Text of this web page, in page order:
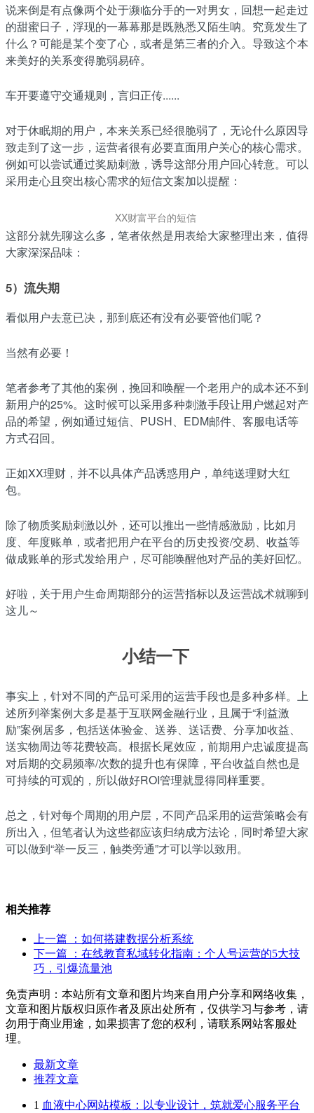
说来倒是有点像两个处于濒临分手的一对男女，回想一起走过
的甜蜜日子，浮现的一幕幕那是既熟悉又陌生呐。究竟发生了
什么？可能是某个变了心，或者是第三者的介入。导致这个本
来美好的关系变得脆弱易碎。
车开要遵守交通规则，言归正传......
对于休眠期的用户，本来关系已经很脆弱了，无论什么原因导
致走到了这一步，运营者很有必要直面用户关心的核心需求。
例如可以尝试通过奖励刺激，诱导这部分用户回心转意。可以
采用走心且突出核心需求的短信文案加以提醒：
XX财富平台的短信
这部分就先聊这么多，笔者依然是用表给大家整理出来，值得
大家深深品味：
5）流失期
看似用户去意已决，那到底还有没有必要管他们呢？
当然有必要！
笔者参考了其他的案例，挽回和唤醒一个老用户的成本还不到
新用户的25%。这时候可以采用多种刺激手段让用户燃起对产
品的希望，例如通过短信、PUSH、EDM邮件、客服电话等
方式召回。
正如XX理财，并不以具体产品诱惑用户，单纯送理财大红
包。
除了物质奖励刺激以外，还可以推出一些情感激励，比如月
度、年度账单，或者把用户在平台的历史投资/交易、收益等
做成账单的形式发给用户，尽可能唤醒他对产品的美好回忆。
好啦，关于用户生命周期部分的运营指标以及运营战术就聊到
这儿～
小结一下
事实上，针对不同的产品可采用的运营手段也是多种多样。上
述所列举案例大多是基于互联网金融行业，且属于“利益激
励”案例居多，包括送体验金、送券、送话费、分享加收益、
送实物周边等花费较高。根据长尾效应，前期用户忠诚度提高
对后期的交易频率/次数的提升也有保障，平台收益自然也是
可持续的可观的，所以做好ROI管理就显得同样重要。
总之，针对每个周期的用户层，不同产品采用的运营策略会有
所出入，但笔者认为这些都应该归纳成方法论，同时希望大家
可以做到“举一反三，触类旁通”才可以学以致用。
相关推荐
上一篇
：如何搭建数据分析系统
下一篇
：在线教育私域转化指南：个人号运营的5大技
巧，引爆流量池
免责声明：本站所有文章和图片均来自用户分享和网络收集，
文章和图片版权归原作者及原出处所有，仅供学习与参考，请
勿用于商业用途，如果损害了您的权利，请联系网站客服处
理。
最新文章
推荐文章
1 血液中心网站模板：以专业设计，筑就爱心服务平台